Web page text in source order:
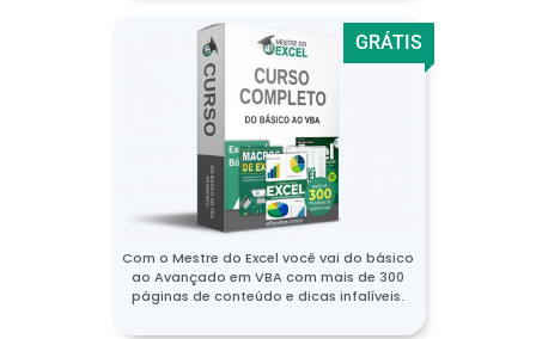
GRÁTIS
Com o Mestre do Excel você vai do básico
ao Avançado em VBA com mais de 300
páginas de conteúdo e dicas infalíveis.